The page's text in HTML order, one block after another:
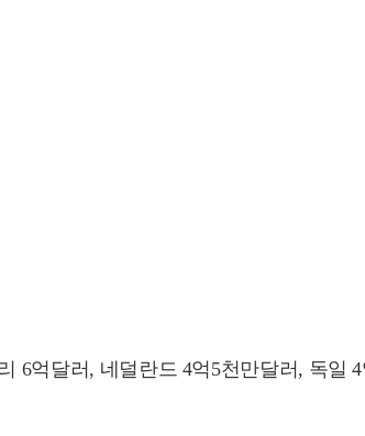
6억달러, 네덜란드 4억5천만달러, 독일